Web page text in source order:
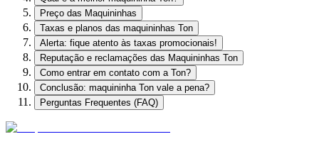
Preço das Maquininhas
Taxas e planos das maquininhas Ton
Alerta: fique atento às taxas promocionais!
Reputação e reclamações das Maquininhas Ton
Como entrar em contato com a Ton?
Conclusão: maquininha Ton vale a pena?
Perguntas Frequentes (FAQ)